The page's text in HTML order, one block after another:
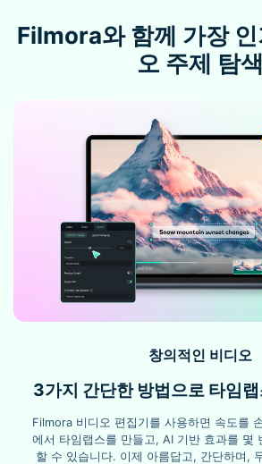
Filmora와 함께 가장 인
오 주제 탐색
소셜 미디어
틱톡 영상 제작에 가
Filmora를 사용하여 쉽게 틱톡 영상을 편
아보세요. 이 편리한 틱톡 영상 편집기는
유용한 도구를 제공합